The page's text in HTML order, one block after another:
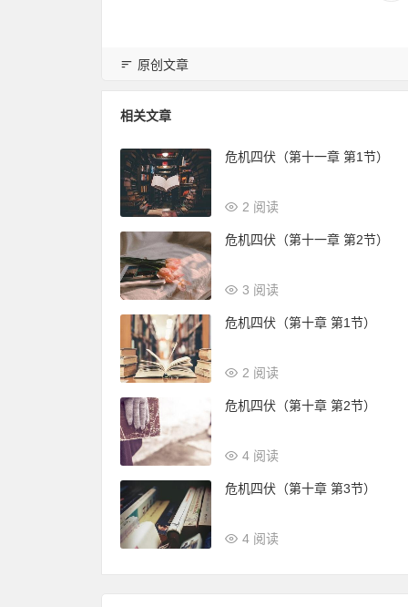
原创文章
相关文章
危机四伏（第十一章 第1节）
2 阅读
危机四伏（第十一章 第2节）
3 阅读
危机四伏（第十章 第1节）
2 阅读
危机四伏（第十章 第2节）
4 阅读
危机四伏（第十章 第3节）
4 阅读